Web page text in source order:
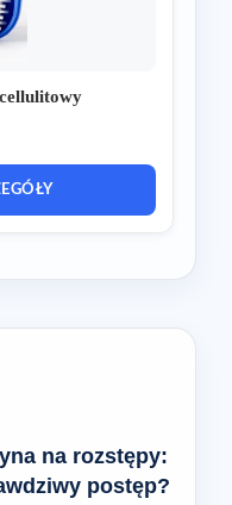
na rozstępy:
postęp?